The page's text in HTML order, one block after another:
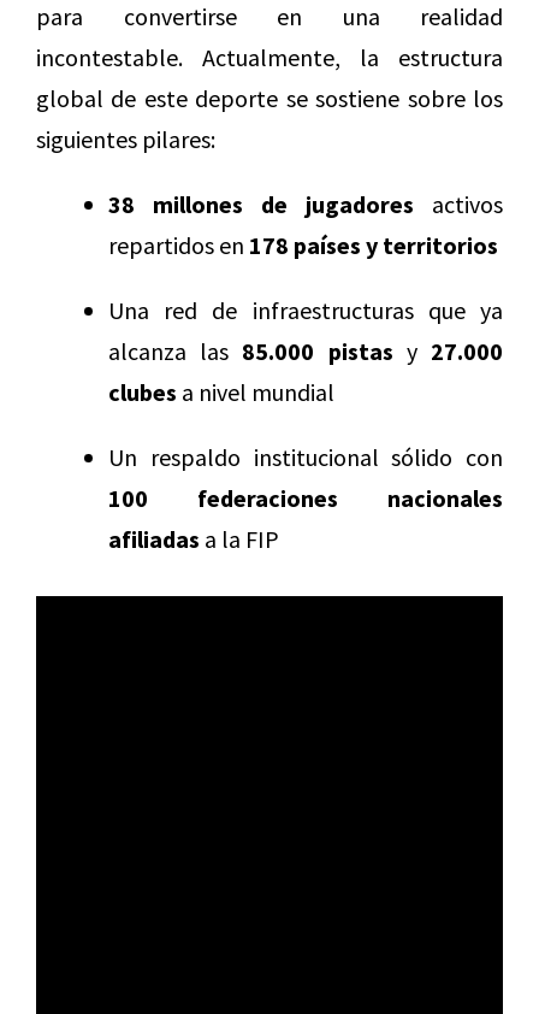
para convertirse en una realidad
incontestable. Actualmente, la estructura
global de este deporte se sostiene sobre los
siguientes pilares:
38 millones de jugadores activos
repartidos en 178 países y territorios
Una red de infraestructuras que ya
alcanza las 85.000 pistas y 27.000
clubes a nivel mundial
Un respaldo institucional sólido con
100 federaciones nacionales
afiliadas a la FIP